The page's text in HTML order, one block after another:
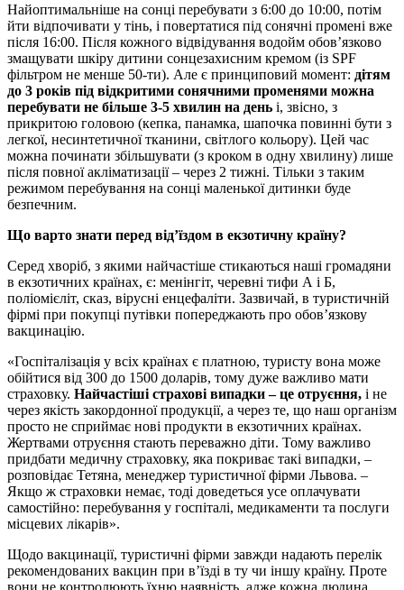
Найоптимальніше на сонці перебувати з 6:00 до 10:00, потім
йти відпочивати у тінь, і повертатися під сонячні промені вже
після 16:00. Після кожного відвідування водойм обов’язково
змащувати шкіру дитини сонцезахисним кремом (із SPF
фільтром не менше 50-ти). Але є принциповий момент: дітям
до 3 років під відкритими сонячними променями можна
перебувати не більше 3-5 хвилин на день і, звісно, з
прикритою головою (кепка, панамка, шапочка повинні бути з
легкої, несинтетичної тканини, світлого кольору). Цей час
можна починати збільшувати (з кроком в одну хвилину) лише
після повної акліматизації – через 2 тижні. Тільки з таким
режимом перебування на сонці маленької дитинки буде
безпечним.
Що варто знати перед від’їздом в екзотичну країну?
Серед хворіб, з якими найчастіше стикаються наші громадяни
в екзотичних країнах, є: менінгіт, черевні тифи А і Б,
поліомієліт, сказ, вірусні енцефаліти. Зазвичай, в туристичній
фірмі при покупці путівки попереджають про обов’язкову
вакцинацію.
«Госпіталізація у всіх країнах є платною, туристу вона може
обійтися від 300 до 1500 доларів, тому дуже важливо мати
страховку. Найчастіші страхові випадки – це отруєння, і не
через якість закордонної продукції, а через те, що наш організм
просто не сприймає нові продукти в екзотичних країнах.
Жертвами отруєння стають переважно діти. Тому важливо
придбати медичну страховку, яка покриває такі випадки, –
розповідає Тетяна, менеджер туристичної фірми Львова. –
Якщо ж страховки немає, тоді доведеться усе оплачувати
самостійно: перебування у госпіталі, медикаменти та послуги
місцевих лікарів».
Щодо вакцинації, туристичні фірми завжди надають перелік
рекомендованих вакцин при в’їзді в ту чи іншу країну. Проте
вони не контролюють їхню наявність, адже кожна людина